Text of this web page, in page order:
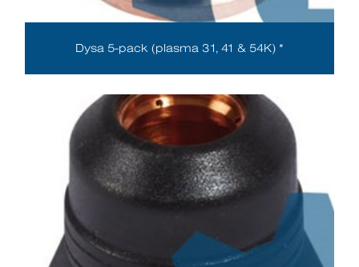
Dysa 5-pack (plasma 31, 41 & 54K) *